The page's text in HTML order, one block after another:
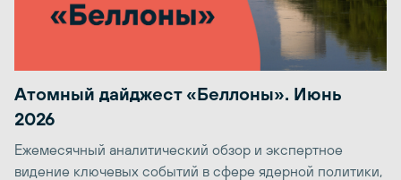
Атомный дайджест «Беллоны». Июнь
2026
Ежемесячный аналитический обзор и экспертное
видение ключевых событий в сфере ядерной политики,